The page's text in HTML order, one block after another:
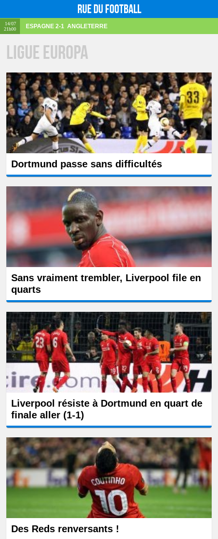
Rue du football
14/07
21h00
ESPAGNE 2-1 ANGLETERRE
Ligue Europa
Dortmund passe sans difficultés
Sans vraiment trembler, Liverpool file en
quarts
Liverpool résiste à Dortmund en quart de
finale aller (1-1)
Des Reds renversants !